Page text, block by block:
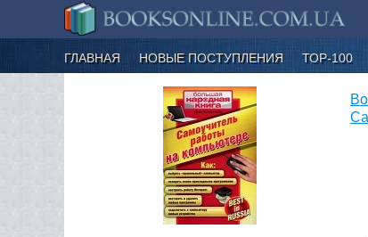
ГЛАВНАЯ НОВЫЕ ПОСТУПЛЕНИЯ ТОР-100